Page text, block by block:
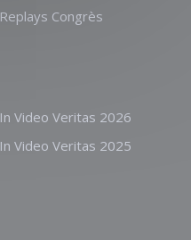
Replays Congrès
In Video Veritas 2026
In Video Veritas 2025